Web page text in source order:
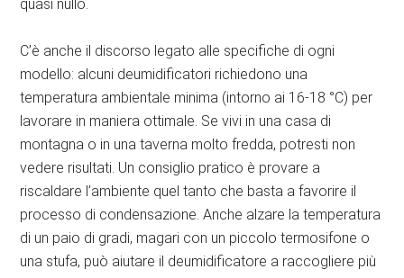
quasi nullo.
C’è anche il discorso legato alle specifiche di ogni
modello: alcuni deumidificatori richiedono una
temperatura ambientale minima (intorno ai 16-18 °C) per
lavorare in maniera ottimale. Se vivi in una casa di
montagna o in una taverna molto fredda, potresti non
vedere risultati. Un consiglio pratico è provare a
riscaldare l’ambiente quel tanto che basta a favorire il
processo di condensazione. Anche alzare la temperatura
di un paio di gradi, magari con un piccolo termosifone o
una stufa, può aiutare il deumidificatore a raccogliere più